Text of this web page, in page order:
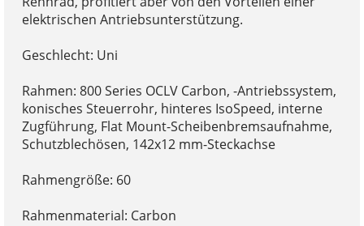
elektrischen Antriebsunterstützung.
Geschlecht: Uni
Rahmen: 800 Series OCLV Carbon, -Antriebssystem,
konisches Steuerrohr, hinteres IsoSpeed, interne
Zugführung, Flat Mount-Scheibenbremsaufnahme,
Schutzblechösen, 142x12 mm-Steckachse
Rahmengröße: 60
Rahmenmaterial: Carbon